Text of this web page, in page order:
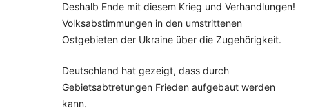
Deshalb Ende mit diesem Krieg und Verhandlungen!
Volksabstimmungen in den umstrittenen
Ostgebieten der Ukraine über die Zugehörigkeit.
Deutschland hat gezeigt, dass durch
Gebietsabtretungen Frieden aufgebaut werden
kann.